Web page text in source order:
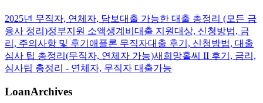
2025년 무직자, 연체자, 담보대출 가능한 대출 총정리 (모든 금
융사 정리)정부지원 소액생계비대출 지원대상, 신청방법, 금
리, 주의사항 및 후기 애플론 무직자대출 후기, 신청방법, 대출
심사 팁 총정리(무직자, 연체자 가능)새희망홀씨 II 후기, 금리,
심사팁 총정리 - 연체자, 무직자 대출가능
LoanArchives